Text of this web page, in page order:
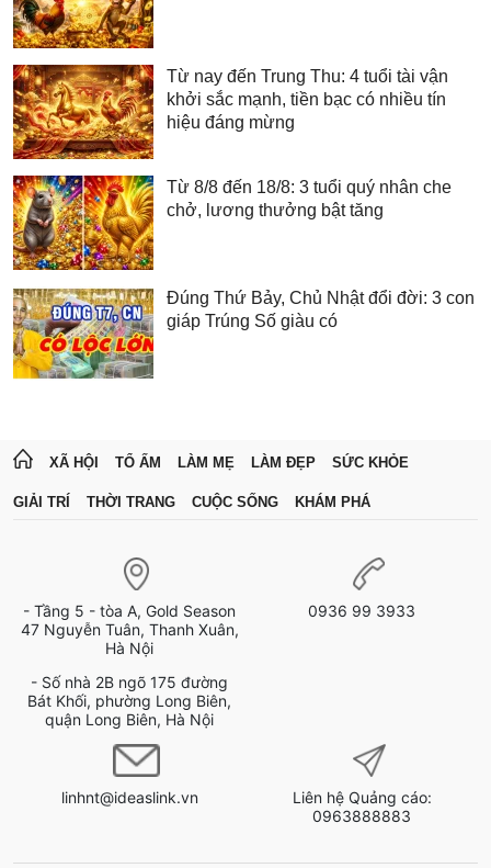
Từ nay đến Trung Thu: 4 tuổi tài vận
khởi sắc mạnh, tiền bạc có nhiều tín
hiệu đáng mừng
Từ 8/8 đến 18/8: 3 tuổi quý nhân che
chở, lương thưởng bật tăng
Đúng Thứ Bảy, Chủ Nhật đổi đời: 3 con
giáp Trúng Số giàu có
XÃ HỘI TỔ ẤM LÀM MẸ LÀM ĐẸP SỨC KHỎE
GIẢI TRÍ THỜI TRANG CUỘC SỐNG KHÁM PHÁ
- Tầng 5 - tòa A, Gold Season
47 Nguyễn Tuân, Thanh Xuân,
Hà Nội
- Số nhà 2B ngõ 175 đường
Bát Khối, phường Long Biên,
quận Long Biên, Hà Nội
0936 99 3933
linhnt@ideaslink.vn
Liên hệ Quảng cáo:
0963888883